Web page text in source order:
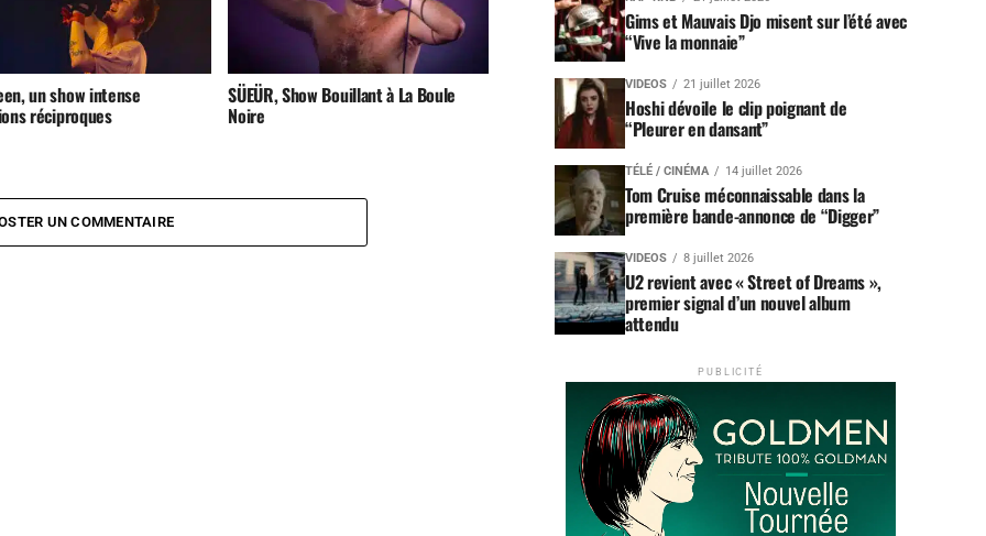
un show intense
réciproques
SÜEÜR, Show Bouillant à La Boule
Noire
UN COMMENTAIRE
Gims et Mauvais Djo misent sur l’été avec
“Vive la monnaie”
VIDEOS 21 juillet 2026
Hoshi dévoile le clip poignant de
“Pleurer en dansant”
TÉLÉ / CINÉMA 14 juillet 2026
Tom Cruise méconnaissable dans la
première bande-annonce de “Digger”
VIDEOS 8 juillet 2026
U2 revient avec « Street of Dreams »,
premier signal d’un nouvel album
attendu
PUBLICITÉ